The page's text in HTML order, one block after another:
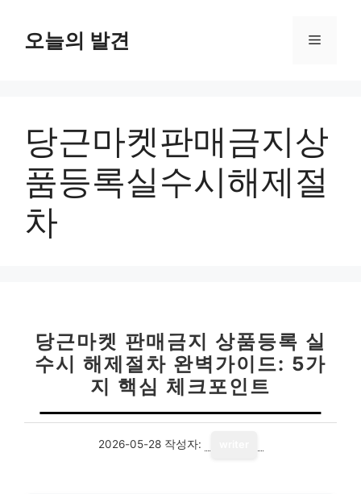
오늘의 발견 메
당근마켓판매금지상
품등록실수시해제절
차
당근마켓 판매금지 상품등록 실
수시 해제절차 완벽가이드: 5가
지 핵심 체크포인트
2026-05-28 작성자: